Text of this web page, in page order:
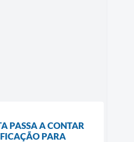
PASSA A CONTAR
PARA